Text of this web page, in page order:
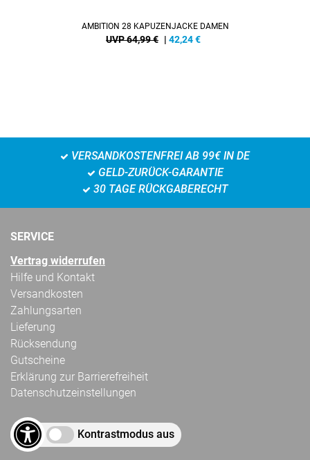
AMBITION 28 KAPUZENJACKE DAMEN
UVP 64,99 € | 42,24€
VERSANDKOSTENFREI AB 99€ IN DE
GELD-ZURÜCK-GARANTIE
30 TAGE RÜCKGABERECHT
SERVICE
Vertrag widerrufen
Hilfe und Kontakt
Versandkosten
Zahlungsarten
Lieferung
Rücksendung
Gutscheine
Erklärung zur Barrierefreiheit
Datenschutzeinstellungen
Kontrastmodus aus